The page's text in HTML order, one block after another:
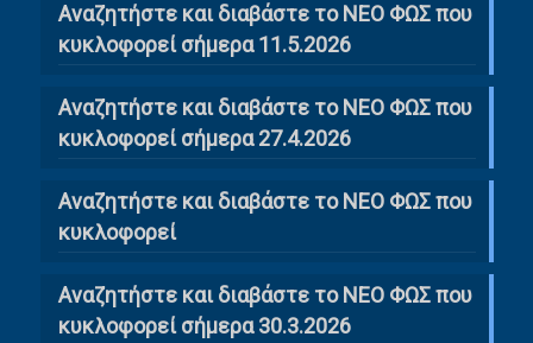
Αναζητήστε και διαβάστε το ΝΕΟ ΦΩΣ που
κυκλοφορεί σήμερα 11.5.2026
Αναζητήστε και διαβάστε το ΝΕΟ ΦΩΣ που
κυκλοφορεί σήμερα 27.4.2026
Αναζητήστε και διαβάστε το ΝΕΟ ΦΩΣ που
κυκλοφορεί
Αναζητήστε και διαβάστε το ΝΕΟ ΦΩΣ που
κυκλοφορεί σήμερα 30.3.2026